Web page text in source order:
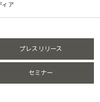
ィア
プレスリリース
セミナー